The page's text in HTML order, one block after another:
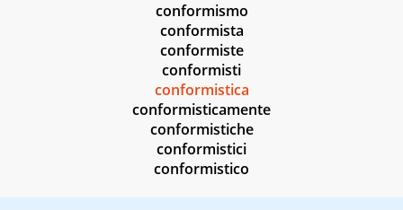
conformismo
conformista
conformiste
conformisti
conformistica
conformisticamente
conformistiche
conformistici
conformistico